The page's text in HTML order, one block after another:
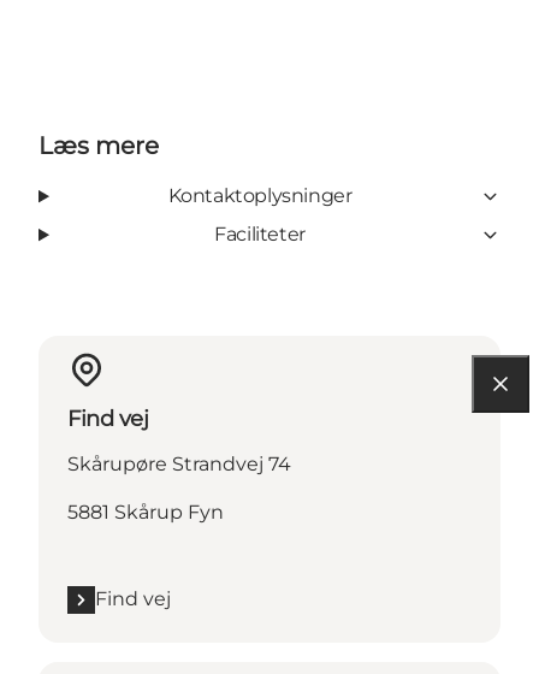
Læs mere
Kontaktoplysninger
Faciliteter
Find vej
Skårupøre Strandvej 74
5881 Skårup Fyn
Find vej